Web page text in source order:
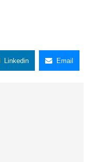
Linkedin Email